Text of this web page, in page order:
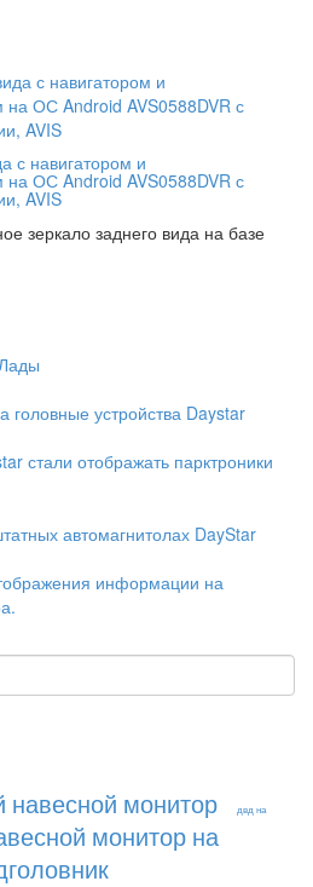
с навигатором и
на ОС Android AVS0588DVR с
AVIS
зеркало заднего вида на базе
головные устройства Daystar
стали отображать парктроники
автомагнитолах DayStar
информации на
монитор двд на
монитор на